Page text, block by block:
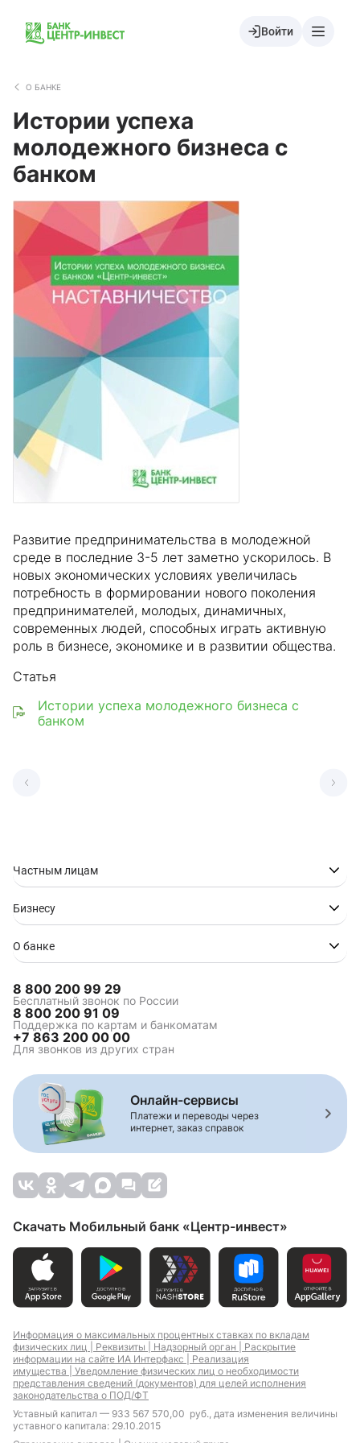
Войти
О БАНКЕ
Истории успеха
молодежного бизнеса с
банком
Развитие предпринимательства в молодежной
среде в последние 3-5 лет заметно ускорилось. В
новых экономических условиях увеличилась
потребность в формировании нового поколения
предпринимателей, молодых, динамичных,
современных людей, способных играть активную
роль в бизнесе, экономике и в развитии общества.
Статья
Истории успеха молодежного бизнеса с
банком
Частным лицам
Бизнесу
О банке
8 800 200 99 29
Бесплатный звонок по России
8 800 200 91 09
Поддержка по картам и банкоматам
+7 863 200 00 00
Для звонков из других стран
Онлайн-сервисы
Платежи и переводы через
интернет, заказ справок
Скачать Мобильный банк «Центр-инвест»
Информация о максимальных процентных ставках по вкладам
физических лиц | Реквизиты | Надзорный орган | Раскрытие
информации на сайте ИА Интерфакс | Реализация
имущества | Уведомление физических лиц о необходимости
представления сведений (документов) для целей исполнения
законодательства о ПОД/ФТ
Уставный капитал — 933 567 570,00 руб., дата изменения величины
уставного капитала: 29.10.2015